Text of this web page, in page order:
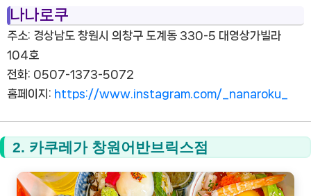
나나로쿠
주소: 경상남도 창원시 의창구 도계동 330-5 대영상가빌라
104호
전화: 0507-1373-5072
홈페이지: https://www.instagram.com/_nanaroku_
2. 카쿠레가 창원어반브릭스점